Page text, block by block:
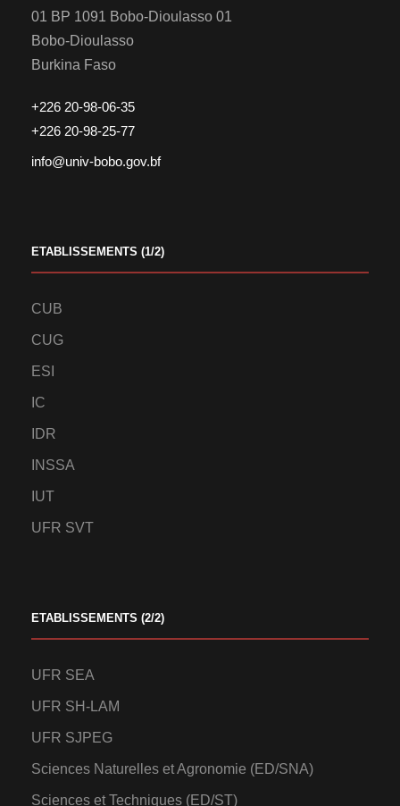
01 BP 1091 Bobo-Dioulasso 01
Bobo-Dioulasso
Burkina Faso
+226 20-98-06-35
+226 20-98-25-77
info@univ-bobo.gov.bf
ETABLISSEMENTS (1/2)
CUB
CUG
ESI
IC
IDR
INSSA
IUT
UFR SVT
ETABLISSEMENTS (2/2)
UFR SEA
UFR SH-LAM
UFR SJPEG
Sciences Naturelles et Agronomie (ED/SNA)
Sciences et Techniques (ED/ST)